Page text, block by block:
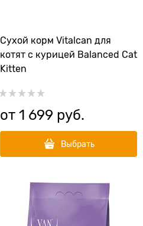
Сухой корм Vitalcan для
котят с курицей Balanced Cat
Kitten
от 1 699 руб.
Выбрать